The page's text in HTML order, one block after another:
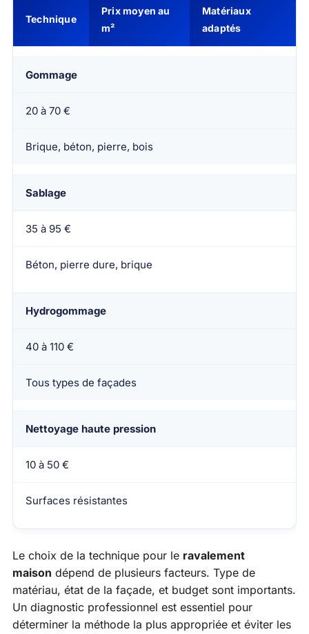
Technique
Prix moyen au
m²
Matériaux
adaptés
Gommage
20 à 70 €
Brique, béton, pierre, bois
Sablage
35 à 95 €
Béton, pierre dure, brique
Hydrogommage
40 à 110 €
Tous types de façades
Nettoyage haute pression
10 à 50 €
Surfaces résistantes
Le choix de la technique pour le ravalement
maison dépend de plusieurs facteurs. Type de
matériau, état de la façade, et budget sont importants.
Un diagnostic professionnel est essentiel pour
déterminer la méthode la plus appropriée et éviter les